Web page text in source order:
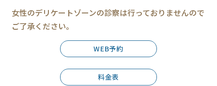
女性のデリケートゾーンの診察は行っておりませんので
ご了承ください。
WEB予約
料金表